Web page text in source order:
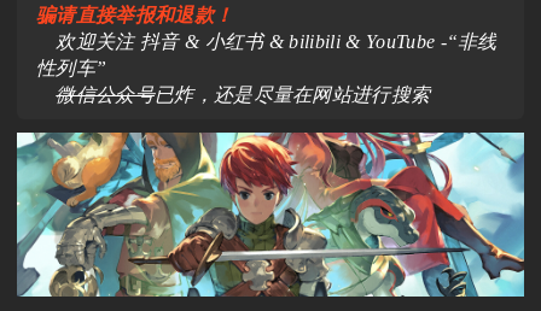
骗请直接举报和退款！
欢迎关注 抖音 & 小红书 & bilibili & YouTube -“非线
性列车”
微信公众号已炸，还是尽量在网站进行搜索